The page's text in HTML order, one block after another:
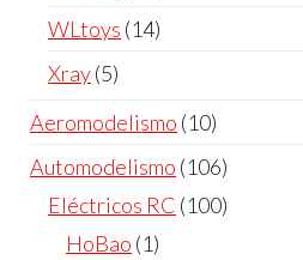
productos
WLtoys 1414
Xray 55
Aeromodelismo 1010
productos
Automodelismo 106106
productos
Eléctricos RC 100100
HoBao 11